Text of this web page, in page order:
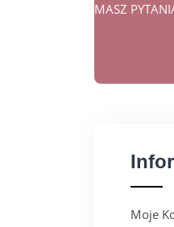
MASZ
Moje